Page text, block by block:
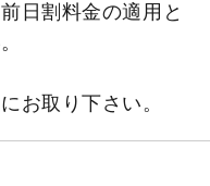
日割料金の適用と
お取り下さい。